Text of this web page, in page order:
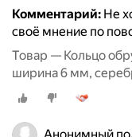
Комментарий: Не
своё мнение по
Товар — Кольцо
ширина 6 мм,